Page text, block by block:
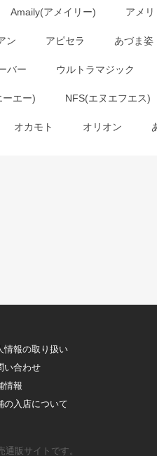
Amaily(アメイリー) アメリ
ン アピセラ あづま姿
バー ウルトラマジック
ーエー) NFS(エヌエフエス)
オカモト オリオン
情報の取り扱い
い合わせ
情報
の入店について
販サイトです。